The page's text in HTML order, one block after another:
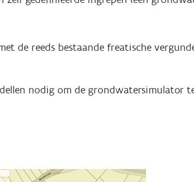
de reeds bestaande freatische
nodig om de grondwatersimulator